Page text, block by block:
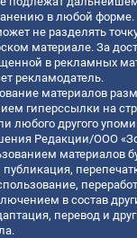
в любой форме.
не разделять
материале. За
в рекламных
рекламодатель.
материалов
гиперссылки на
любого другого
Редакции/ООО
материалов
в состав
перевод и